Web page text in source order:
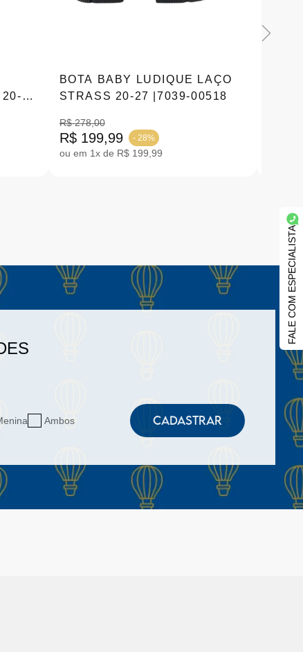
FALE COM ESPECIALISTA
27
BOTA BABY LUDIQUE LAÇO
STRASS 20-27 |7039-00518
R$ 278,00
R$ 199,99 - 28%
ou em 1x de R$ 199,99
Ambos CADASTRAR